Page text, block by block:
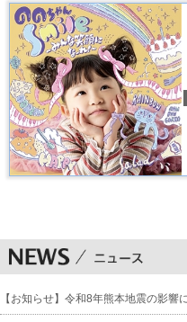
【お知らせ】令和8年熊本地震の影響